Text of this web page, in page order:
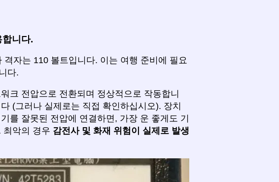
니다.
자는 110 볼트입니다. 이는 여행 준비에 필요
다.
크 전압으로 전환되며 정상적으로 작동합니
(그러나 실제로는 직접 확인하십시오). 장치
를 잘못된 전압에 연결하면, 가장 운 좋게도 기
최악의 경우 감전사 및 화재 위험이 실제로 발생